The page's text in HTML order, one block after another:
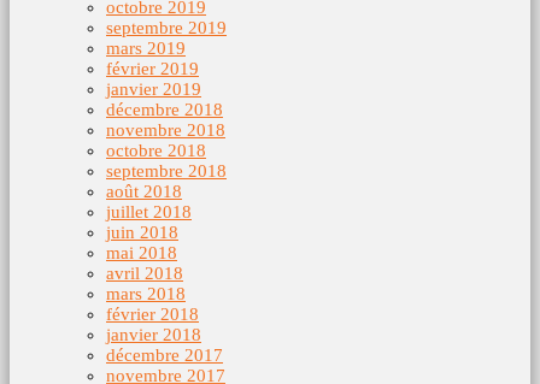
octobre 2019
septembre 2019
mars 2019
février 2019
janvier 2019
décembre 2018
novembre 2018
octobre 2018
septembre 2018
août 2018
juillet 2018
juin 2018
mai 2018
avril 2018
mars 2018
février 2018
janvier 2018
décembre 2017
novembre 2017